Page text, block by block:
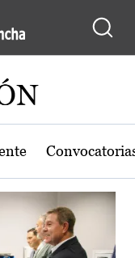
Castilla-